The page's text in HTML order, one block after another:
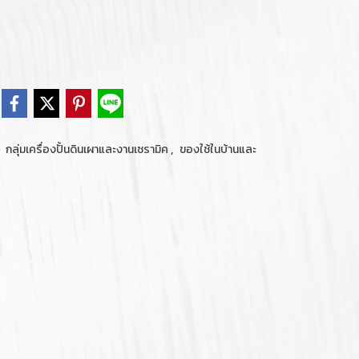
กลุ่มเครื่องปั้นดินเผาและงานเซรามิค , ของใช้ในบ้านและ